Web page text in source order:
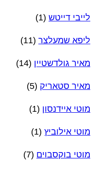
לייבי דייטש (1)
ליפא שמעלצר (11)
מאיר גולדשטיין (14)
מאיר סטאריק (5)
מוטי איידנסון (1)
מוטי אילוביץ (1)
מוטי בוקסבוים (7)